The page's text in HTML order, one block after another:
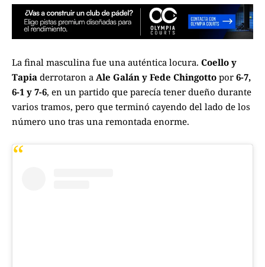
La final masculina fue una auténtica locura. Coello y
Tapia derrotaron a Ale Galán y Fede Chingotto por 6-7,
6-1 y 7-6, en un partido que parecía tener dueño durante
varios tramos, pero que terminó cayendo del lado de los
número uno tras una remontada enorme.